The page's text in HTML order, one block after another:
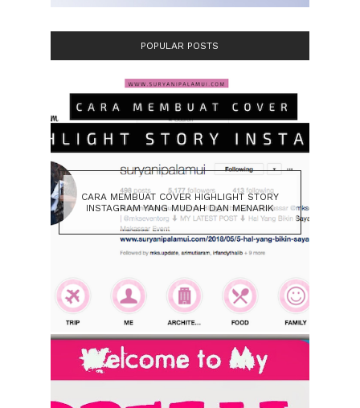
POPULAR POSTS
CARA MEMBUAT COVER HIGHLIGHT STORY
INSTAGRAM YANG MUDAH DAN MENARIK